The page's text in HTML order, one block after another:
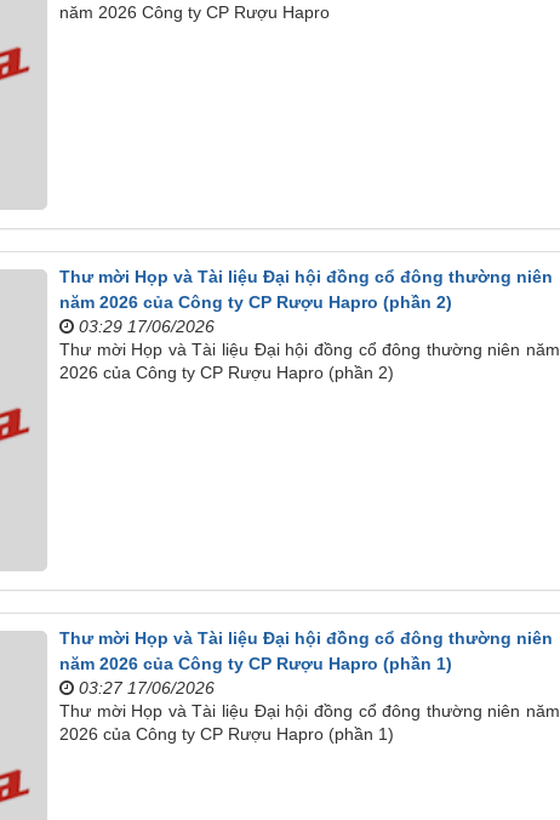
năm 2026 Công ty CP Rượu Hapro
Thư mời Họp và Tài liệu Đại hội đồng cổ đông thường niên
năm 2026 của Công ty CP Rượu Hapro (phần 2)
03:29 17/06/2026
Thư mời Họp và Tài liệu Đại hội đồng cổ đông thường niên năm
2026 của Công ty CP Rượu Hapro (phần 2)
Thư mời Họp và Tài liệu Đại hội đồng cổ đông thường niên
năm 2026 của Công ty CP Rượu Hapro (phần 1)
03:27 17/06/2026
Thư mời Họp và Tài liệu Đại hội đồng cổ đông thường niên năm
2026 của Công ty CP Rượu Hapro (phần 1)